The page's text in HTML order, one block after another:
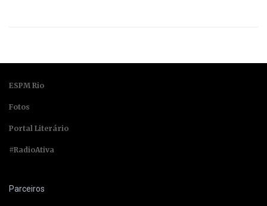
ESPM Rio
Fotos
Portal Literário
#RadioAtiva
Parceiros